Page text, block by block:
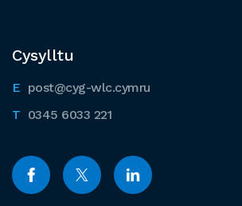
Cysylltu
post@cyg-wlc.cymru
0345 6033 221